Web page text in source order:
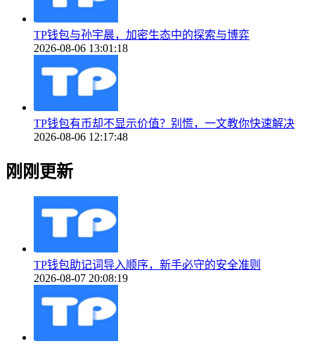
TP钱包与孙宇晨，加密生态中的探索与博弈
2026-08-06 13:01:18
TP钱包有币却不显示价值？别慌，一文教你快速解决
2026-08-06 12:17:48
刚刚更新
TP钱包助记词导入顺序，新手必守的安全准则
2026-08-07 20:08:19